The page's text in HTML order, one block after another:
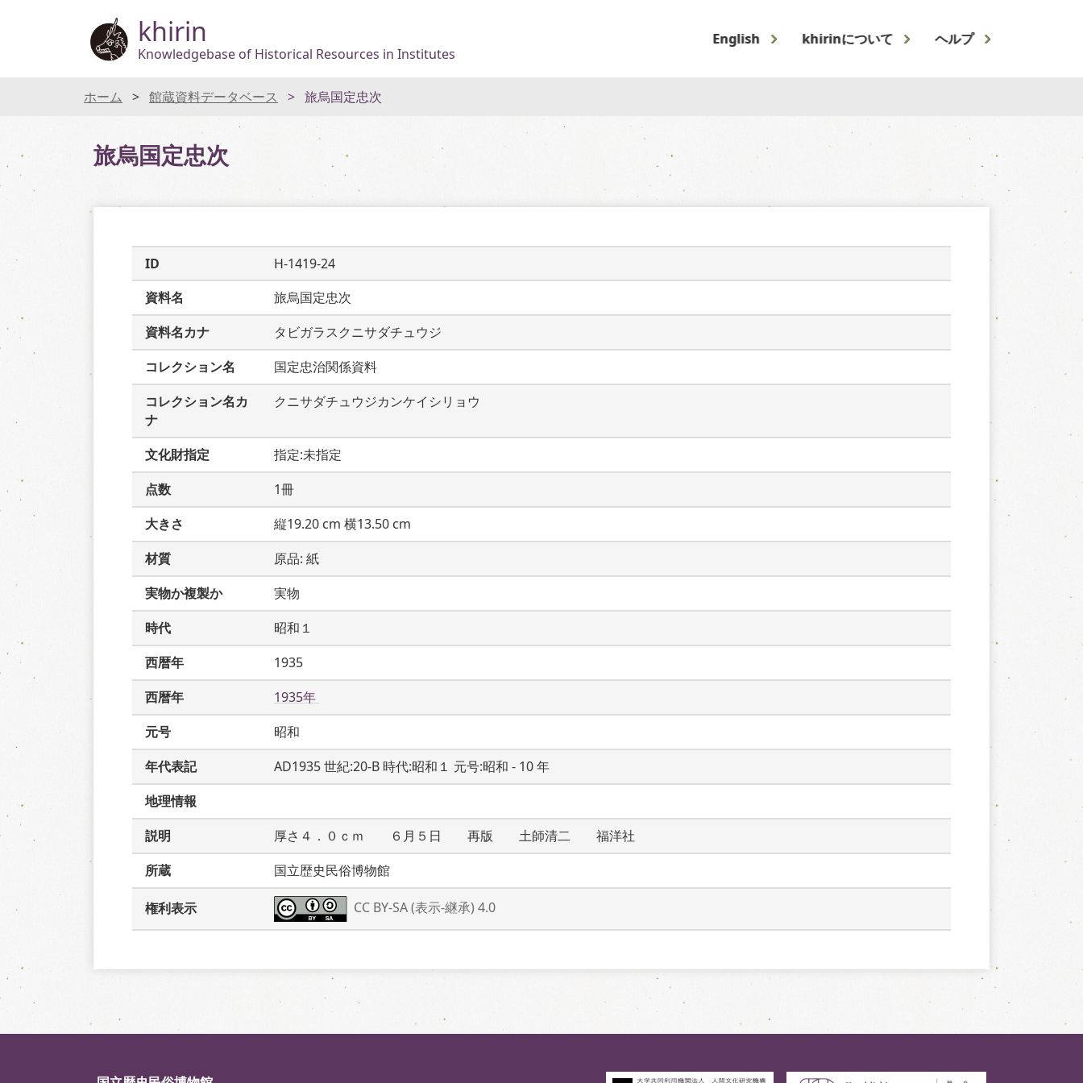
khirin
Knowledgebase of Historical Resources in Institutes
English khirinについて ヘルプ
ホーム 館蔵資料データベース 旅烏国定忠次
旅烏国定忠次
ID
H-1419-24
資料名
旅烏国定忠次
資料名カナ
タビガラスクニサダチュウジ
コレクション名
国定忠治関係資料
コレクション名カ
ナ
クニサダチュウジカンケイシリョウ
文化財指定
指定:未指定
点数
1冊
大きさ
縦19.20 cm 横13.50 cm
材質
原品: 紙
実物か複製か
実物
時代
昭和１
西暦年
1935
西暦年
1935年
元号
昭和
年代表記
AD1935 世紀:20-B 時代:昭和１ 元号:昭和 - 10 年
地理情報
説明
厚さ４．０ｃｍ　　６月５日　　再版　　土師清二　　福洋社
所蔵
国立歴史民俗博物館
権利表示 CC BY-SA (表示-継承) 4.0